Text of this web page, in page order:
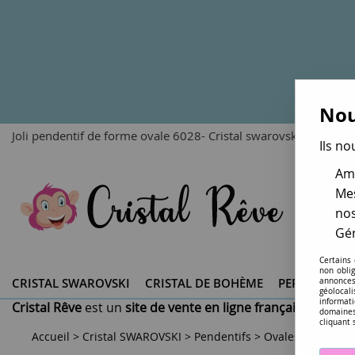
Joli pendentif de forme ovale 6028- Cristal swarovski - 10mm
CRISTAL SWAROVSKI ® CRISTAL DE BOHÈME PERLES DU
Cristal Rêve est un site de vente en ligne français
Accueil > Cristal SWAROVSKI > Pendentifs > Ovales 6028
Ils
Certains
non
cliquant